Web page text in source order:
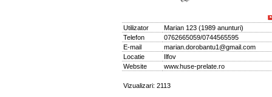
Utilizator Marian 123(1989 anunturi)
Telefon
0762665059/0744565595
E-mail
marian.dorobantu1@gmail.com
Locatie
Ilfov
Website
www.huse-prelate.ro
Vizualizari: 2113